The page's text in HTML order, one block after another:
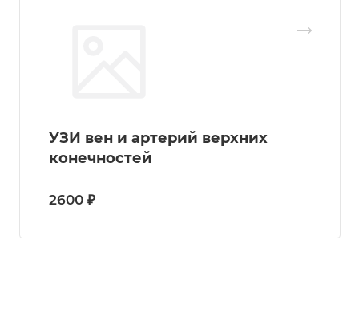
УЗИ вен и артерий верхних
конечностей
2600 ₽